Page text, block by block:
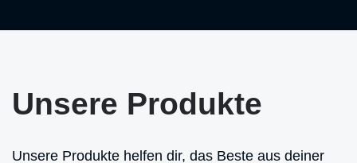
Unsere Produkte
Unsere Produkte helfen dir, das Beste aus deiner